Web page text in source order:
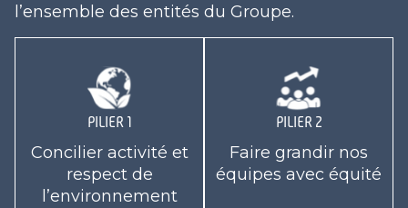
l’ensemble des entités du Groupe.
PILIER 1
Concilier activité et
respect de
l’environnement
PILIER 2
Faire grandir nos
équipes avec équité